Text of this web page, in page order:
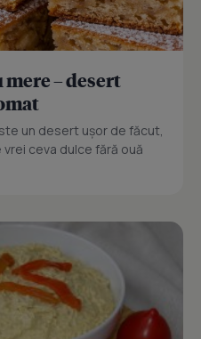
– desert
un desert ușor de făcut,
ceva dulce fără ouă